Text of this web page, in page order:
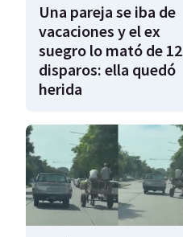
Una pareja se iba de
vacaciones y el ex
suegro lo mató de 12
disparos: ella quedó
herida